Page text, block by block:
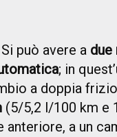
Si può avere a
; in
a doppia
(5/5,2 l/100 km e
anteriore, a un